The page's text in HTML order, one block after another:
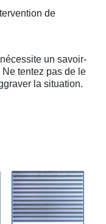
de
un savoir-
tentez pas de le
la situation.